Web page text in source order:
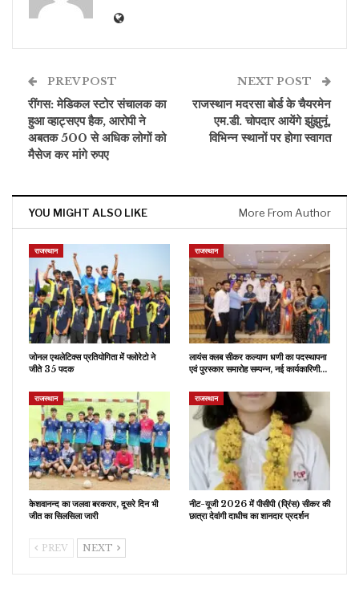
PREV POST
रींगस: मेडिकल स्टोर संचालक का
हुआ व्हाट्सएप हैक, आरोपी ने
अबतक 500 से अधिक लोगों को
मैसेज कर मांगे रुपए
NEXT POST
राजस्थान मदरसा बोर्ड के चैयरमेन
एम.डी. चोपदार आयेंगे झुंझुनूं,
विभिन्न स्थानों पर होगा स्वागत
YOU MIGHT ALSO LIKE More From Author
राजस्थान
जोनल एथलेटिक्स प्रतियोगिता में फ्लोरेटो ने
जीते 35 पदक
राजस्थान
लायंस क्लब सीकर कल्याण धणी का पदस्थापना
एवं पुरस्कार समारोह सम्पन्न, नई कार्यकारिणी…
राजस्थान
केशवानन्द का जलवा बरकरार, दूसरे दिन भी
जीत का सिलसिला जारी
राजस्थान
नीट-यूजी 2026 में पीसीपी (प्रिंस) सीकर की
छात्रा देवांगी दाधीच का शानदार प्रदर्शन
PREV NEXT